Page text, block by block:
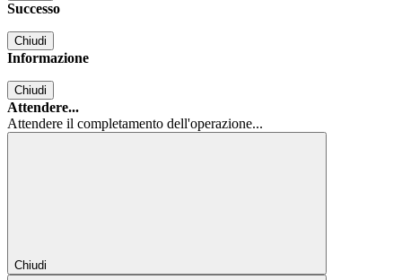
Successo
Chiudi
Informazione
Chiudi
Attendere...
Attendere il completamento dell'operazione...
Chiudi